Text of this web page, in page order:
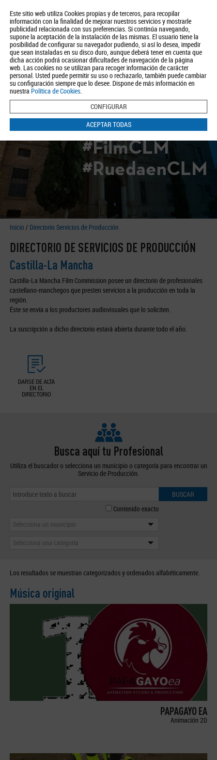
Este sitio web utiliza Cookies propias y de terceros, para recopilar
información con la finalidad de mejorar nuestros servicios y mostrarle
publicidad relacionada con sus preferencias. Si continúa navegando,
supone la aceptación de la instalación de las mismas. El usuario tiene la
posibilidad de configurar su navegador pudiendo, si así lo desea, impedir
que sean instaladas en su disco duro, aunque deberá tener en cuenta que
dicha acción podrá ocasionar dificultades de navegación de la página
web. Las cookies no se utilizan para recoger información de carácter
personal. Usted puede permitir su uso o rechazarlo, también puede cambiar
su configuración siempre que lo desee. Dispone de más información en
nuestra Política de Cookies.
CONFIGURAR
ACEPTAR TODAS
Quiénes somos Turismo Política de Privacidad Aviso Legal
Política de Cookies
BUSCAR
#FilmCLM
#RuedaenCLM
Inicio / Directorio Servicios de Producción
DIRECTORIO DE SERVICIOS DE PRODUCCIÓN
Castilla-La Mancha
Castilla-La Mancha Film Commission posee un directorio de profesionales
castellano-manchegos que presten servicios a la producción en toda la
región.
Éste se envía a los productores audiovisuales que lo soliciten.
La suscripción a dicho directorio estará abierta durante todo el año.
DARSE DE ALTA
EN EL
DIRECTORIO
Busca aquí tu Profesional
Utiliza el buscador o selecciona un municipio o categoría para encontrar un
Servicio de Producción.
BUSCAR
Contenido exacto
Selecciona un municipio
Selecciona una categoría
Los resultados se muestran categorizados y ordenados alfabéticamente.
Música original
PAPAGAYO EA
Animación 2D